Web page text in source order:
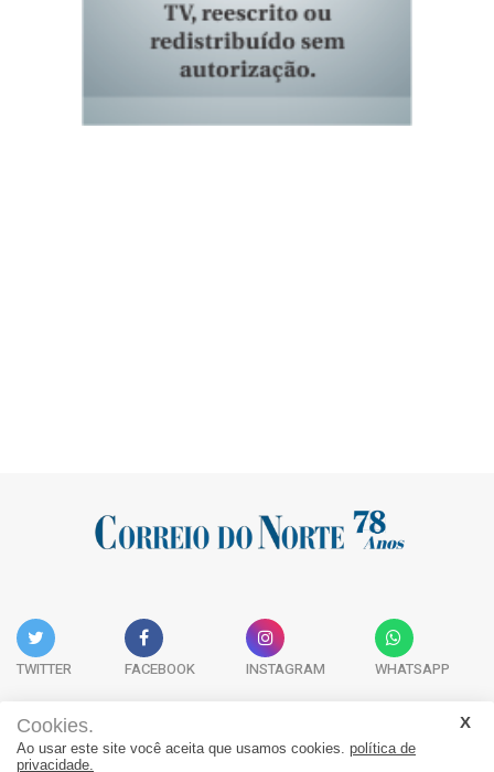
TWITTER FACEBOOK INSTAGRAM WHATSAPP
Acervo Digital Fale Conosco Quem Somos
Cookies.
Ao usar este site você aceita que usamos cookies. política de
privacidade.